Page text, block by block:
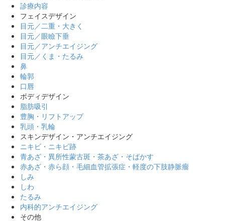
診療内容
フェイスデザイン
目元／二重・大きく
目元／眼瞼下垂
目元／アンチエイジング
目元／くま・たるみ
鼻
輪郭
口唇
ボディデザイン
脂肪吸引
豊胸・リフトアップ
乳頭・乳輪
スキンデザイン・アンチエイジング
ニキビ・ニキビ跡
青あざ・異所性蒙古斑・茶あざ・そばかす
赤あざ・赤ら顔・毛細血管拡張症・軽度の下肢静脈瘤
しみ
しわ
たるみ
内科的アンチエイジング
その他